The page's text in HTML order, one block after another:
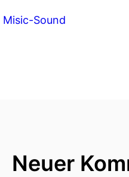
Misic-Sound
Neuer